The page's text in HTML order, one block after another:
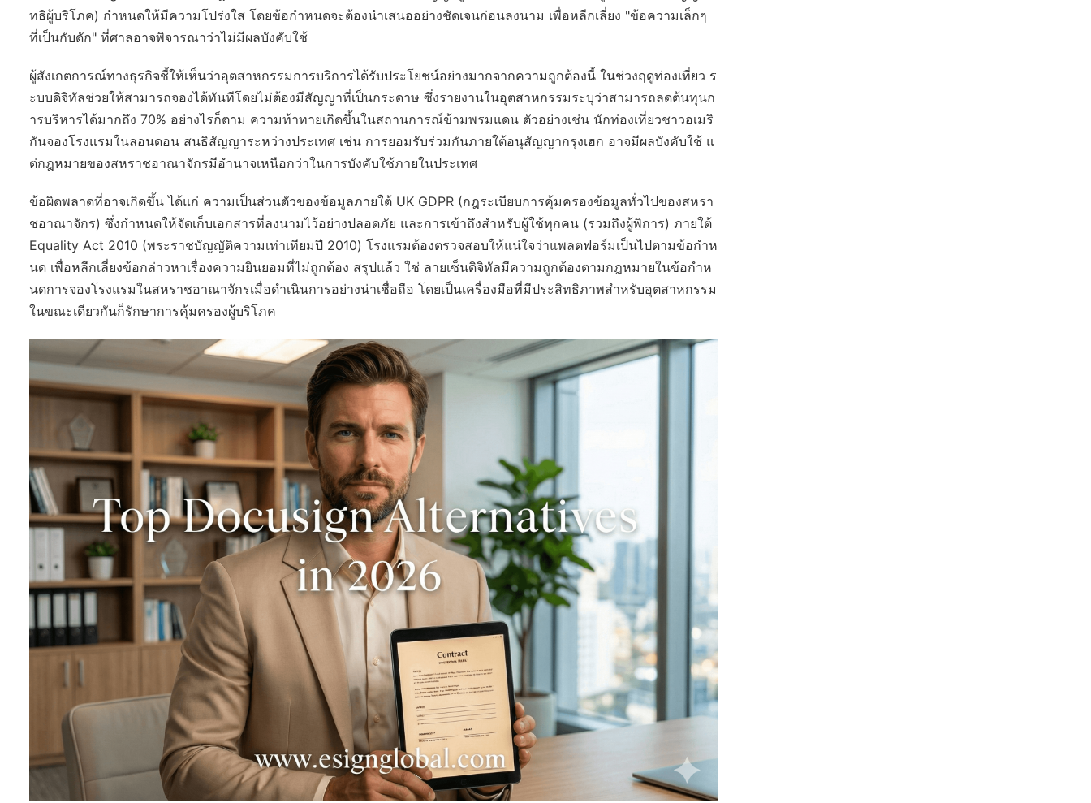
ทธิผู้บริโภค) กำหนดให้มีความโปร่งใส โดยข้อกำหนดจะต้องนำเสนออย่างชัดเจนก่อนลงนาม เพื่อหลีกเลี่ยง "ข้อความเล็กๆ
ที่เป็นกับดัก" ที่ศาลอาจพิจารณาว่าไม่มีผลบังคับใช้
ผู้สังเกตการณ์ทางธุรกิจชี้ให้เห็นว่าอุตสาหกรรมการบริการได้รับประโยชน์อย่างมากจากความถูกต้องนี้ ในช่วงฤดูท่องเที่ยว ร
ะบบดิจิทัลช่วยให้สามารถจองได้ทันทีโดยไม่ต้องมีสัญญาที่เป็นกระดาษ ซึ่งรายงานในอุตสาหกรรมระบุว่าสามารถลดต้นทุนก
ารบริหารได้มากถึง 70% อย่างไรก็ตาม ความท้าทายเกิดขึ้นในสถานการณ์ข้ามพรมแดน ตัวอย่างเช่น นักท่องเที่ยวชาวอเมริ
กันจองโรงแรมในลอนดอน สนธิสัญญาระหว่างประเทศ เช่น การยอมรับร่วมกันภายใต้อนุสัญญากรุงเฮก อาจมีผลบังคับใช้ แ
ต่กฎหมายของสหราชอาณาจักรมีอำนาจเหนือกว่าในการบังคับใช้ภายในประเทศ
ข้อผิดพลาดที่อาจเกิดขึ้น ได้แก่ ความเป็นส่วนตัวของข้อมูลภายใต้ UK GDPR (กฎระเบียบการคุ้มครองข้อมูลทั่วไปของสหรา
ชอาณาจักร) ซึ่งกำหนดให้จัดเก็บเอกสารที่ลงนามไว้อย่างปลอดภัย และการเข้าถึงสำหรับผู้ใช้ทุกคน (รวมถึงผู้พิการ) ภายใต้
Equality Act 2010 (พระราชบัญญัติความเท่าเทียมปี 2010) โรงแรมต้องตรวจสอบให้แน่ใจว่าแพลตฟอร์มเป็นไปตามข้อกำห
นด เพื่อหลีกเลี่ยงข้อกล่าวหาเรื่องความยินยอมที่ไม่ถูกต้อง สรุปแล้ว ใช่ ลายเซ็นดิจิทัลมีความถูกต้องตามกฎหมายในข้อกำห
นดการจองโรงแรมในสหราชอาณาจักรเมื่อดำเนินการอย่างน่าเชื่อถือ โดยเป็นเครื่องมือที่มีประสิทธิภาพสำหรับอุตสาหกรรม
ในขณะเดียวกันก็รักษาการคุ้มครองผู้บริโภค